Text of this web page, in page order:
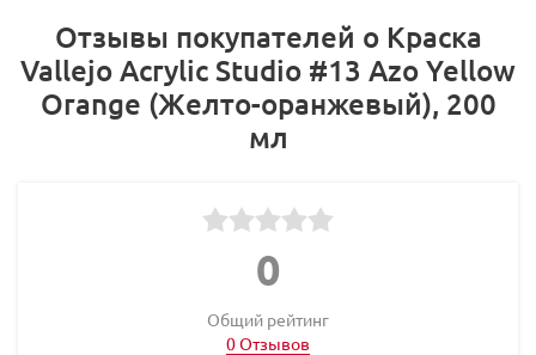
Отзывы покупателей о Краска
Vallejo Acrylic Studio #13 Azo Yellow
Orange (Желто-оранжевый), 200
мл
0
Общий рейтинг
0 Отзывов